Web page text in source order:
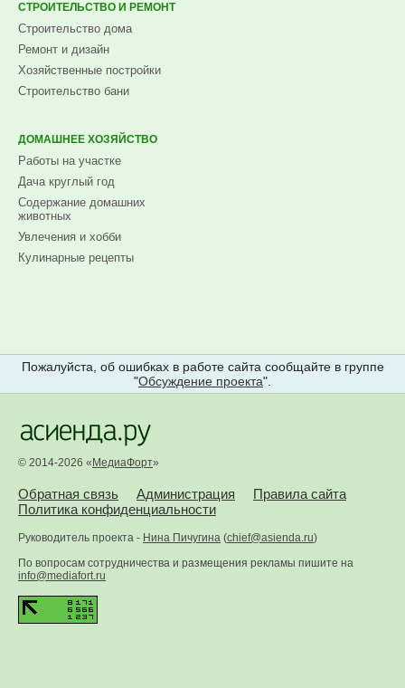
СТРОИТЕЛЬСТВО И РЕМОНТ
Строительство дома
Ремонт и дизайн
Хозяйственные постройки
Строительство бани
ДОМАШНЕЕ ХОЗЯЙСТВО
Работы на участке
Дача круглый год
Содержание домашних
животных
Увлечения и хобби
Кулинарные рецепты
Пожалуйста, об ошибках в работе сайта сообщайте в группе
"Обсуждение проекта".
© 2014-2026 « МедиаФорт»
Обратная связь Администрация
Правила сайта
Политика конфиденциальности
Руководитель проекта - Нина Пичугина (chief@asienda.ru)
По вопросам сотрудничества и размещения рекламы пишите на
info@mediafort.ru